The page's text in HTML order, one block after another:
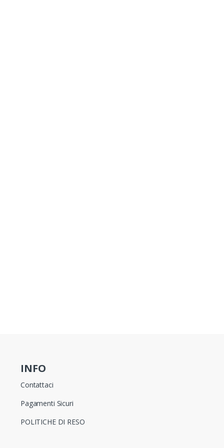
INFO
Contattaci
Pagamenti Sicuri
POLITICHE DI RESO